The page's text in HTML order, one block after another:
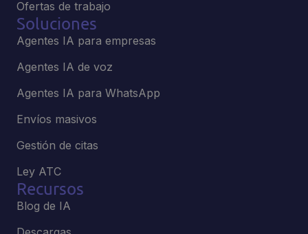
Ofertas de trabajo
Soluciones
Agentes IA para empresas
Agentes IA de voz
Agentes IA para WhatsApp
Envíos masivos
Gestión de citas
Ley ATC
Recursos
Blog de IA